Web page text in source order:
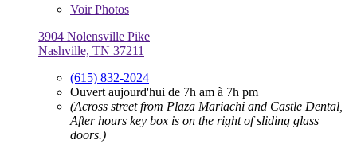
VoirPhotos
3904 Nolensville Pike
Nashville, TN 37211
(615) 832-2024
Ouvert aujourd'hui de 7h am à 7h pm
(Across street from Plaza Mariachi and Castle Dental,
After hours key box is on the right of sliding glass
doors.)